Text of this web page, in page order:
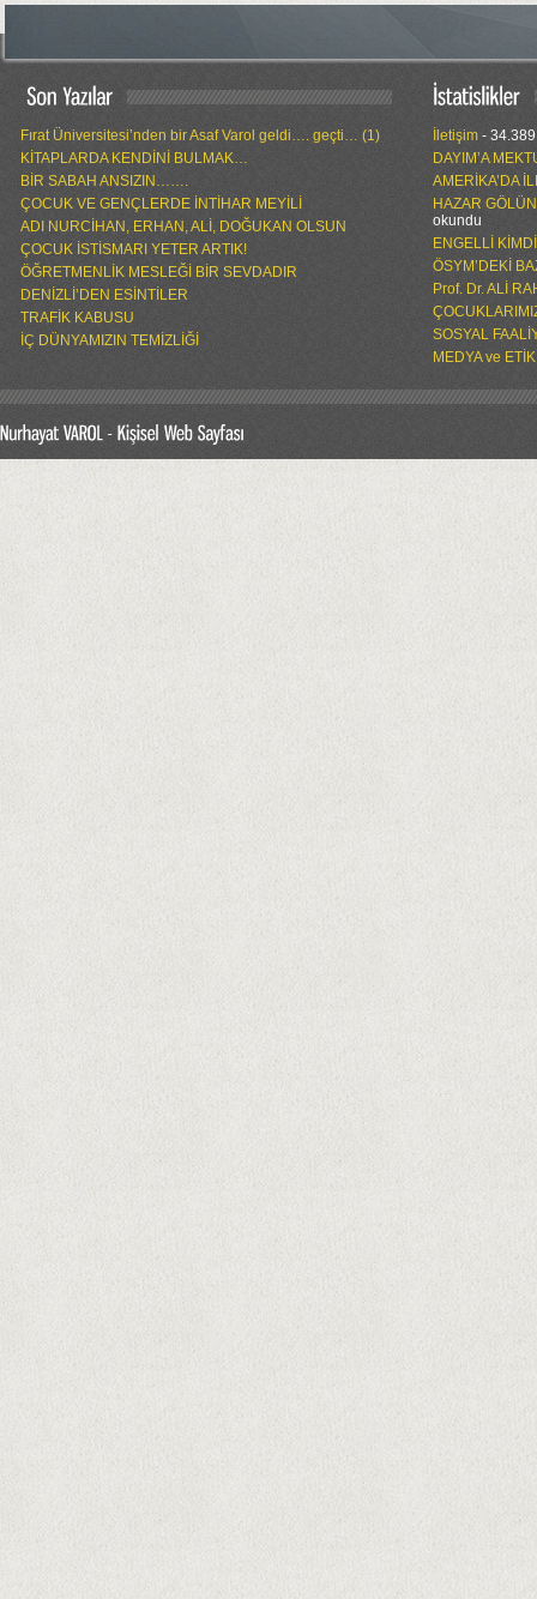
Fırat Üniversitesi’nden bir Asaf Varol geldi…. geçti… (1)
KİTAPLARDA KENDİNİ BULMAK…
BİR SABAH ANSIZIN…….
ÇOCUK VE GENÇLERDE İNTİHAR MEYİLİ
ADI NURCİHAN, ERHAN, ALİ, DOĞUKAN OLSUN
ÇOCUK İSTİSMARI YETER ARTIK!
ÖĞRETMENLİK MESLEĞİ BİR SEVDADIR
DENİZLİ’DEN ESİNTİLER
TRAFİK KABUSU
İÇ DÜNYAMIZIN TEMİZLİĞİ
İletişim -
DAYIM’A
AMERİKA’DA
HAZAR
okundu
ENGELLİ
ÖSYM’DEKİ
Prof. Dr. ALİ
SOSYAL
MEDYA ve ETİK